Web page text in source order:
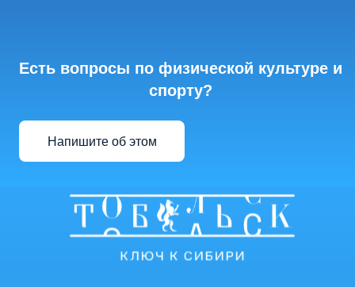
Есть вопросы по физической культуре и
спорту?
Напишите об этом